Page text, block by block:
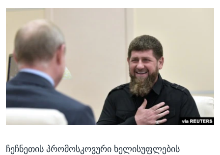
ᲕᲐᲨᲘᲜᲒᲢᲝᲜᲘ ᲓᲦᲔᲡ
ᲮᲔᲓᲕᲐ ᲕᲐᲨᲘᲜᲒᲢᲝᲜᲘᲓᲐᲜ
ᲡᲢᲣᲓᲘᲐ ᲕᲐᲨᲘᲜᲒᲢᲝᲜᲘ
ᲡᲮᲕᲐ ᲡᲘᲐᲮᲚᲔᲔᲑᲘ
ᲞᲝᲚᲘᲢᲘᲙᲐ
ᲔᲙᲝᲜᲝᲛᲘᲙᲐ
ᲯᲐᲜᲛᲠᲗᲔᲚᲝᲑᲐ
ᲛᲔᲪᲜᲘᲔᲠᲔᲑᲐ
ᲘᲜᲢᲔᲠᲕᲘᲣ
ᲓᲔᲖᲘᲜᲤᲝᲠᲛᲐᲪᲘᲐ
ᲠᲣᲡᲔᲗᲘᲡ ᲨᲔᲭᲠᲐ ᲣᲙᲠᲐᲘᲜᲐᲨᲘ
Learning English
ᲗᲕᲐᲚᲘ ᲒᲕᲐᲓᲔᲕᲜᲔᲗ
ენები
ჩეჩნეთის პრომოსკოვური ხელისუფლების